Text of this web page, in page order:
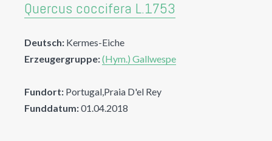
Quercus coccifera L.1753
Deutsch: Kermes-Eiche
Erzeugergruppe:(Hym.) Gallwespe
Fundort: Portugal,Praia D'el Rey
Funddatum:01.04.2018